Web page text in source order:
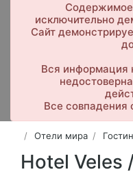
Содержимое
исключительно
Сайт
Вся информация
Все совпадения
Отели мира
Hotel Veles